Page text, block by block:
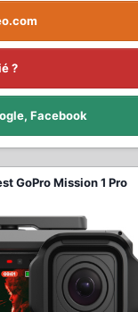
?
Facebook
GoPro Mission 1 Pro